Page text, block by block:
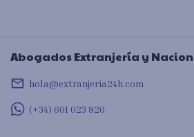
Abogados Extranjería y
mail_outline hola@extranjeria24h.com
(+34) 601 023 820